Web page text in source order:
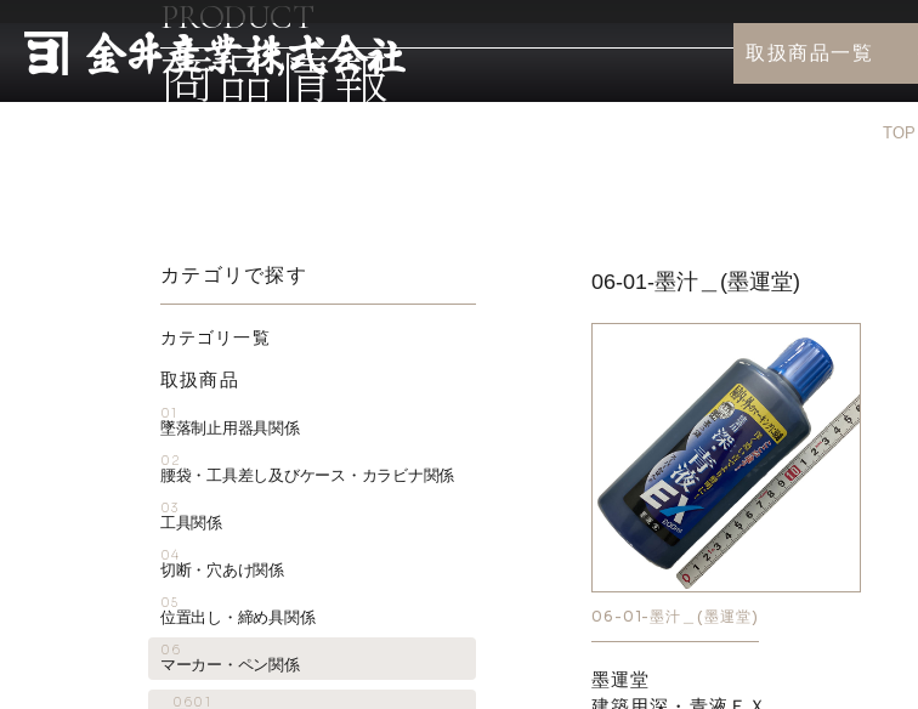
取扱商品一覧
PRODUCT
商品情報
TOP
06-01-墨汁＿(墨運堂)
06-01-墨汁＿(墨運堂)
墨運堂
カテゴリで探す
カテゴリ一覧
取扱商品
01
墜落制止用器具関係
02
腰袋・工具差し及びケース・カラビナ関係
03
工具関係
04
切断・穴あけ関係
05
位置出し・締め具関係
06
マーカー・ペン関係
0601